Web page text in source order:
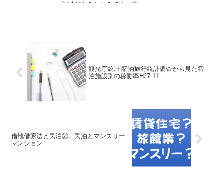
興味があるところです。長い
観光庁統計|宿泊旅行統計調査から見た宿
泊施設別の稼働率H27.11
借地借家法と民泊② 民泊とマンスリー
マンション